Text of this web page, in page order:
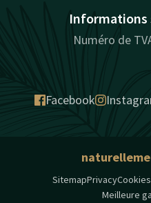
Informations
Numéro de
Facebook
SitemapPrivacyCookies
Meilleure